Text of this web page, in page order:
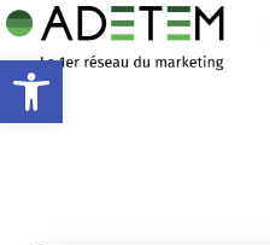
Ouvrir la